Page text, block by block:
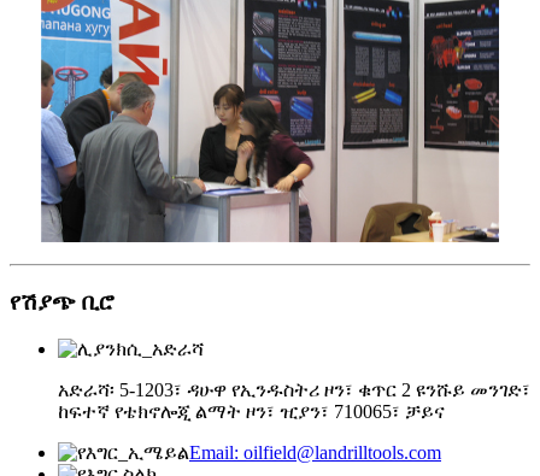
የሽያጭ ቢሮ
አድራሻ፡ 5-1203፣ ዳሁዋ የኢንዱስትሪ ዞን፣ ቁጥር 2 ዩንሹይ መንገድ፣
ከፍተኛ የቴክኖሎጂ ልማት ዞን፣ ዢያን፣ 710065፣ ቻይና
Email: oilfield@landrilltools.com